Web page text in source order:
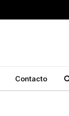
Contacto